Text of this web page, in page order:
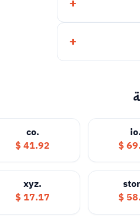
.io
.co
41.92 $
.xyz
17.17 $